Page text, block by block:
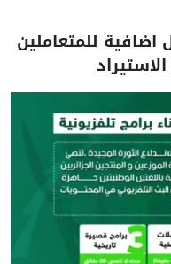
اضافية للمتعاملين